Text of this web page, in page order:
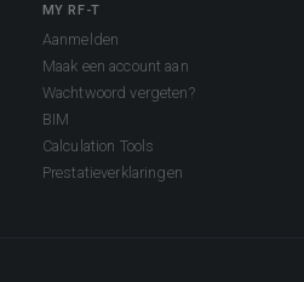
MY RF-T
Aanmelden
Maak een account aan
Wachtwoord vergeten?
BIM
Calculation Tools
Prestatieverklaringen